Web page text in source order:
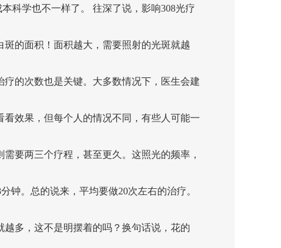
科学也不一样了。 往深了说，影响308光疗
斑的面积！面积越大，需要照射的光斑就越
疗的次数也是关键。大多数情况下，医生会建
看效果，但每个人的情况不同，有些人可能一
要两三个疗程，甚至更久。这照光的频率，
钟。总的说来，平均要做20次左右的治疗。
越多，这不是明摆着的吗？换句话说，花的